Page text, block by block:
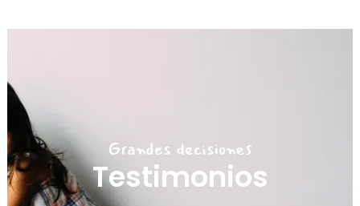
Grandes decisiones
Testimonios